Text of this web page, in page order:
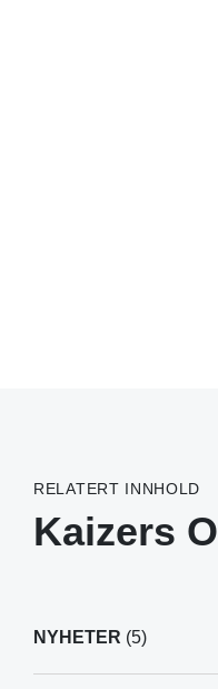
RELATERT INNHOLD
Kaizers
NYHETER (5)